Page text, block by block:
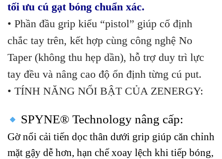
tối ưu cú gạt bóng chuẩn xác.
• Phần đầu grip kiểu “pistol” giúp cố định
chắc tay trên, kết hợp cùng công nghệ No
Taper (không thu hẹp dần), hỗ trợ duy trì lực
tay đều và nâng cao độ ổn định từng cú put.
• TÍNH NĂNG NỔI BẬT CỦA ZENERGY:
SPYNE® Technology nâng cấp:
Gờ nổi cải tiến dọc thân dưới grip giúp căn chỉnh
mặt gậy dễ hơn, hạn chế xoay lệch khi tiếp bóng,